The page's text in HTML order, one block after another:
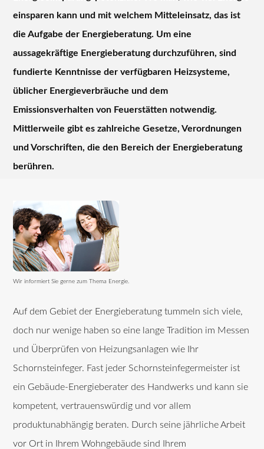
einsparen kann und mit welchem Mitteleinsatz, das ist
die Aufgabe der Energieberatung. Um eine
aussagekräftige Energieberatung durchzuführen, sind
fundierte Kenntnisse der verfügbaren Heizsysteme,
üblicher Energieverbräuche und dem
Emissionsverhalten von Feuerstätten notwendig.
Mittlerweile gibt es zahlreiche Gesetze, Verordnungen
und Vorschriften, die den Bereich der Energieberatung
berühren.
Wir informiert Sie gerne zum Thema Energie.
Auf dem Gebiet der Energieberatung tummeln sich viele,
doch nur wenige haben so eine lange Tradition im Messen
und Überprüfen von Heizungsanlagen wie Ihr
Schornsteinfeger. Fast jeder Schornsteinfegermeister ist
ein Gebäude-Energieberater des Handwerks und kann sie
kompetent, vertrauenswürdig und vor allem
produktunabhängig beraten. Durch seine jährliche Arbeit
vor Ort in Ihrem Wohngebäude sind Ihrem